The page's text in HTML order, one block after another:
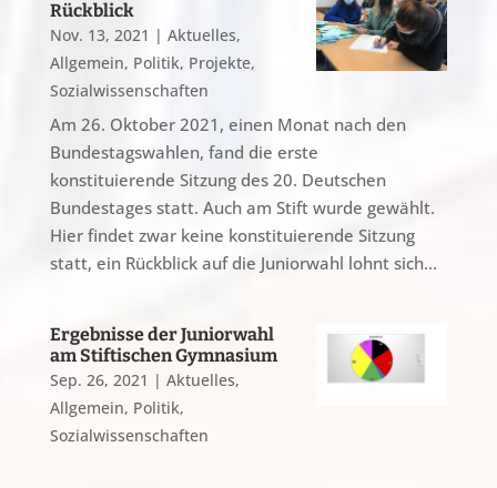
Rückblick
Nov. 13, 2021 | Aktuelles,
Allgemein, Politik, Projekte,
Sozialwissenschaften
Am 26. Oktober 2021, einen Monat nach den
Bundestagswahlen, fand die erste
konstituierende Sitzung des 20. Deutschen
Bundestages statt. Auch am Stift wurde gewählt.
Hier findet zwar keine konstituierende Sitzung
statt, ein Rückblick auf die Juniorwahl lohnt sich...
Ergebnisse der Juniorwahl
am Stiftischen Gymnasium
Sep. 26, 2021 | Aktuelles,
Allgemein, Politik,
Sozialwissenschaften